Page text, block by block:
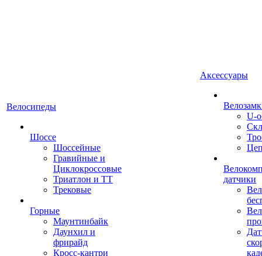
Велосипеды
Шоссе
Шоссейные
Гравийные и
Циклокроссовые
Триатлон и ТТ
Трековые
Горные
Маунтинбайк
Даунхил и
фрирайд
Кросс-кантри
Аксессуары
U-
датчики